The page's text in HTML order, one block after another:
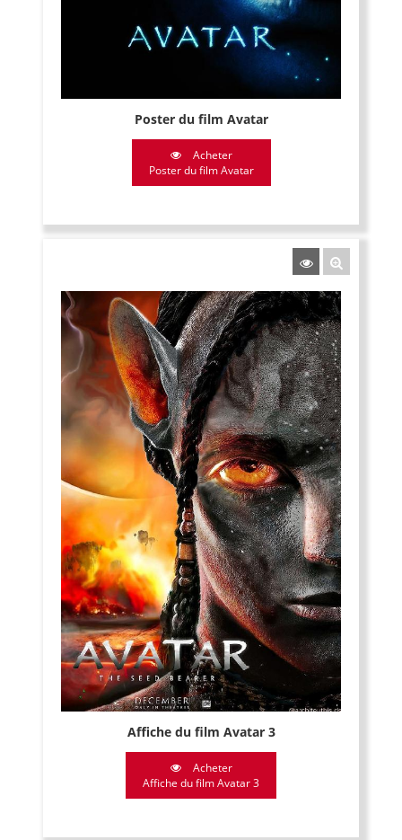
Poster du film Avatar
Acheter
Poster du film Avatar
Affiche du film Avatar 3
Acheter
Affiche du film Avatar 3